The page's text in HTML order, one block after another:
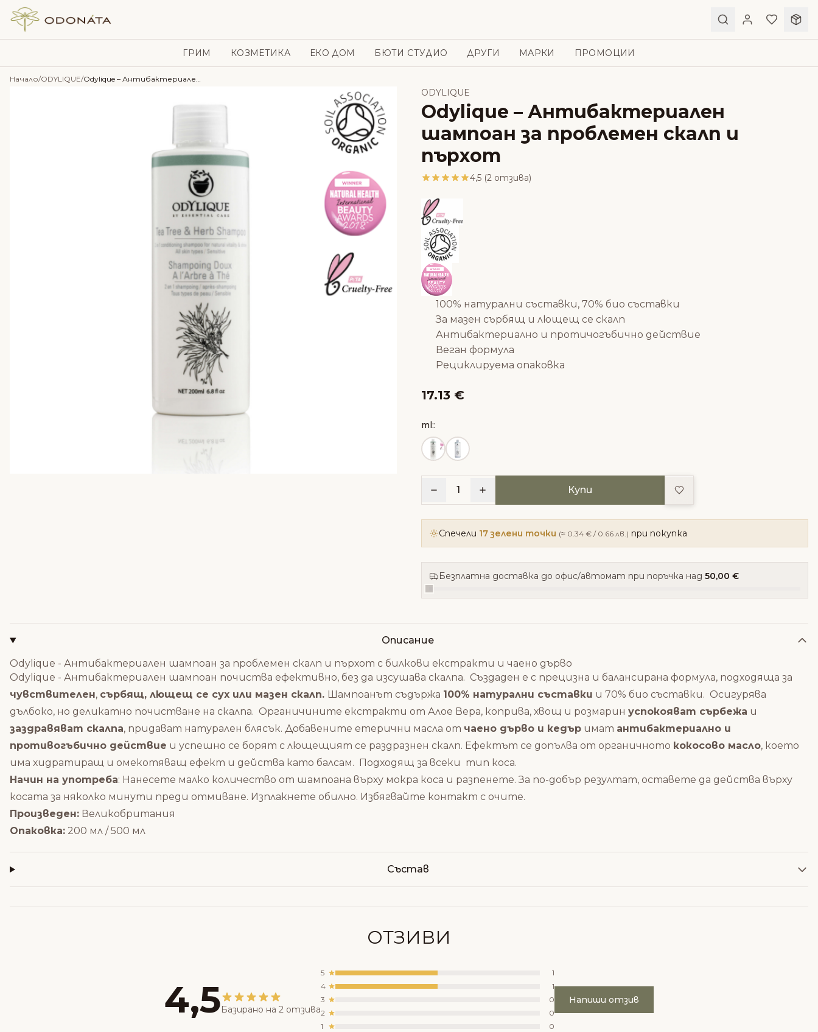
Skip to content
ГРИМ КОЗМЕТИКА ЕКО ДОМ БЮТИ СТУДИО ДРУГИ МАРКИ ПРОМОЦИИ
Начало/ODYLIQUE/ Odylique – Антибактериален шампоан за проблемен скалп и пърхот
ODYLIQUE
Odylique – Антибактериален
шампоан за проблемен скалп и
пърхот
4,5 (2 отзива)
100% натурални съставки, 70% био съставки
За мазен сърбящ и лющещ се скалп
Антибактериално и протичогъбично действие
Веган формула
Рециклируема опаковка
17.13 €
ml::
1 Купи Добави в любими
Спечели 17 зелени точки (≈ 0.34 € / 0.66 лв.) при покупка
Безплатна доставка до офис/автомат при поръчка над 50,00 €
Описание
Odylique - Антибактериален шампоан за проблемен скалп и пърхот с билкови екстракти и чаено дърво
Odylique - Антибактериален шампоан почиства ефективно, без да изсушава скалпа. Създаден е с прецизна и балансирана формула, подходяща за
чувствителен, сърбящ, лющещ се сух или мазен скалп. Шампоанът съдържа 100% натурални съставки и 70% био съставки. Осигурява
дълбоко, но деликатно почистване на скалпа. Органичините екстракти от Алое Вера, коприва, хвощ и розмарин успокояват сърбежа и
заздравяват скалпа, придават натурален блясък. Добавените етерични масла от чаено дърво и кедър имат антибактериално и
противогъбично действие и успешно се борят с лющещият се раздразнен скалп. Ефектът се допълва от органичното кокосово масло, което
има хидратиращ и омекотяващ ефект и действа като балсам. Подходящ за всеки тип коса.
Начин на употреба: Нанесете малко количество от шампоана върху мокра коса и разпенете. За по-добър резултат, оставете да действа върху
косата за няколко минути преди отмиване. Изплакнете обилно. Избягвайте контакт с очите.
Произведен: Великобритания
Опаковка: 200 мл / 500 мл
Състав
ОТЗИВИ
4,5Базирано на 2 отзива
5
1
4
1
3
0
2
0
1
0
Напиши отзив